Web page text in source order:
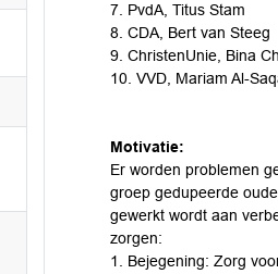
7. PvdA, Titus Stam
8. CDA, Bert van Steeg
9. ChristenUnie, Bina
10. VVD, Mariam Al-
Motivatie:
Er worden problemen
groep gedupeerde
gewerkt wordt aan
zorgen:
1. Bejegening: Zorg